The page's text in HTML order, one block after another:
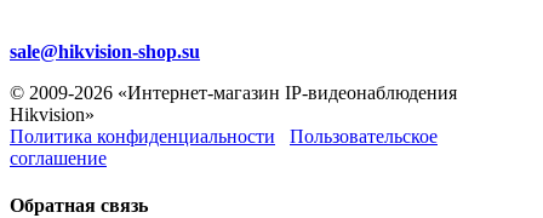
sale@hikvision-shop.su
© 2009-2026 «Интернет-магазин IP-видеонаблюдения
Hikvision»
Политика конфиденциальности
Пользовательское
соглашение
Обратная связь